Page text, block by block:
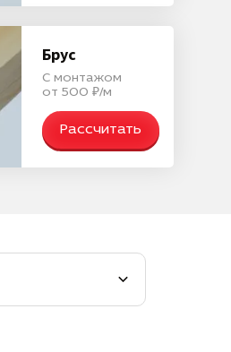
Брус
С монтажом
от 500 ₽/м
Рассчитать